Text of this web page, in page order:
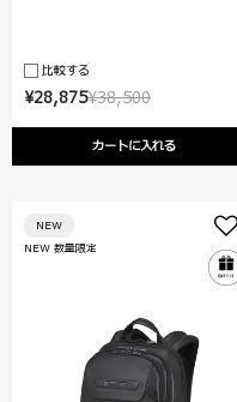
¥38,500
¥28,875
カートに入れる
比較する
NEW 数量限定
NEW